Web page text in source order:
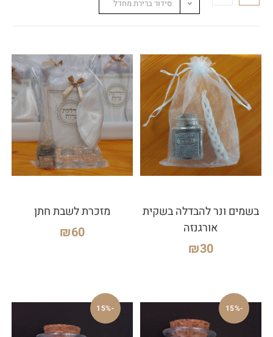
סידור ברירת מחדל
בשמים ונר להבדלה בשקית
אורגנזה
₪30
מזכרת לשבת חתן
₪60
-15%
-15%